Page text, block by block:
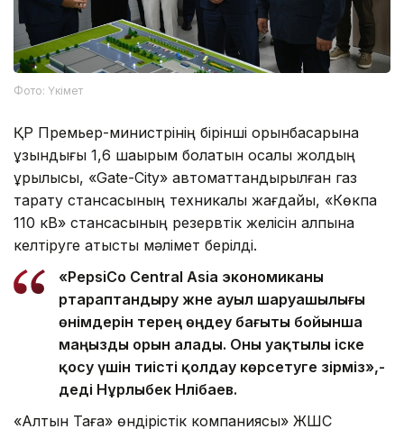
Фото: Үкімет
ҚР Премьер-министрінің бірінші орынбасарына
ұзындығы 1,6 шақырым болатын қосалқы жолдың
құрылысы, «Gate-City» автоматтандырылған газ
тарату стансасының техникалық жағдайы, «Көкпа
110 кВ» стансасының резервтік желісін қалпына
келтіруге қатысты мәлімет берілді.
«PepsiCo Central Asia экономиканы
әртараптандыру және ауыл шаруашылығы
өнімдерін терең өңдеу бағыты бойынша
маңызды орын алады. Оны уақтылы іске
қосу үшін тиісті қолдау көрсетуге әзірміз»,-
деді Нұрлыбек Нәлібаев.
«Алтын Таға» өндірістік компаниясы» ЖШС